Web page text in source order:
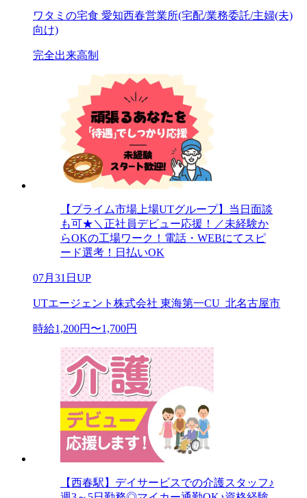
ワタミの宅食 愛知西春営業所(宅配/業務委託/主婦(夫)
向け)
完全出来高制
【プライム市場上場UTグループ】当日面談
も可★＼正社員デビュー応援！／未経験か
らOKの工場ワーク！電話・WEBにてスピ
ード選考！日払いOK
07月31日UP
UTエージェント株式会社 東海第一CU_北名古屋市
時給1,200円〜1,700円
【西春駅】デイサービスでの介護スタッフ♪